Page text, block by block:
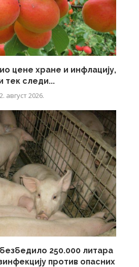
цене хране и инфлацију,
тек следи...
2. август 2026.
250.000 литара
против опасних